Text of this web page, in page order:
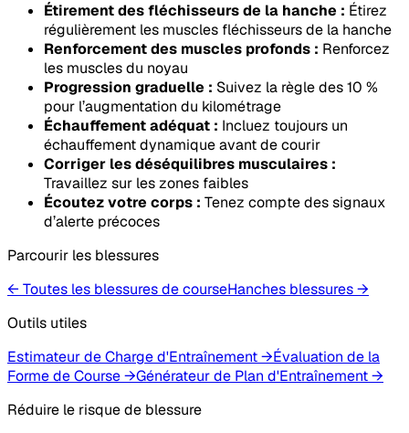
Étirement des fléchisseurs de la hanche : Étirez
régulièrement les muscles fléchisseurs de la hanche
Renforcement des muscles profonds : Renforcez
les muscles du noyau
Progression graduelle : Suivez la règle des 10 %
pour l’augmentation du kilométrage
Échauffement adéquat : Incluez toujours un
échauffement dynamique avant de courir
Corriger les déséquilibres musculaires :
Travaillez sur les zones faibles
Écoutez votre corps : Tenez compte des signaux
d’alerte précoces
Parcourir les blessures
← Toutes les blessures de courseHanches blessures→
Outils utiles
Estimateur de Charge d'Entraînement→Évaluation de la
Forme de Course→Générateur de Plan d'Entraînement→
Réduire le risque de blessure